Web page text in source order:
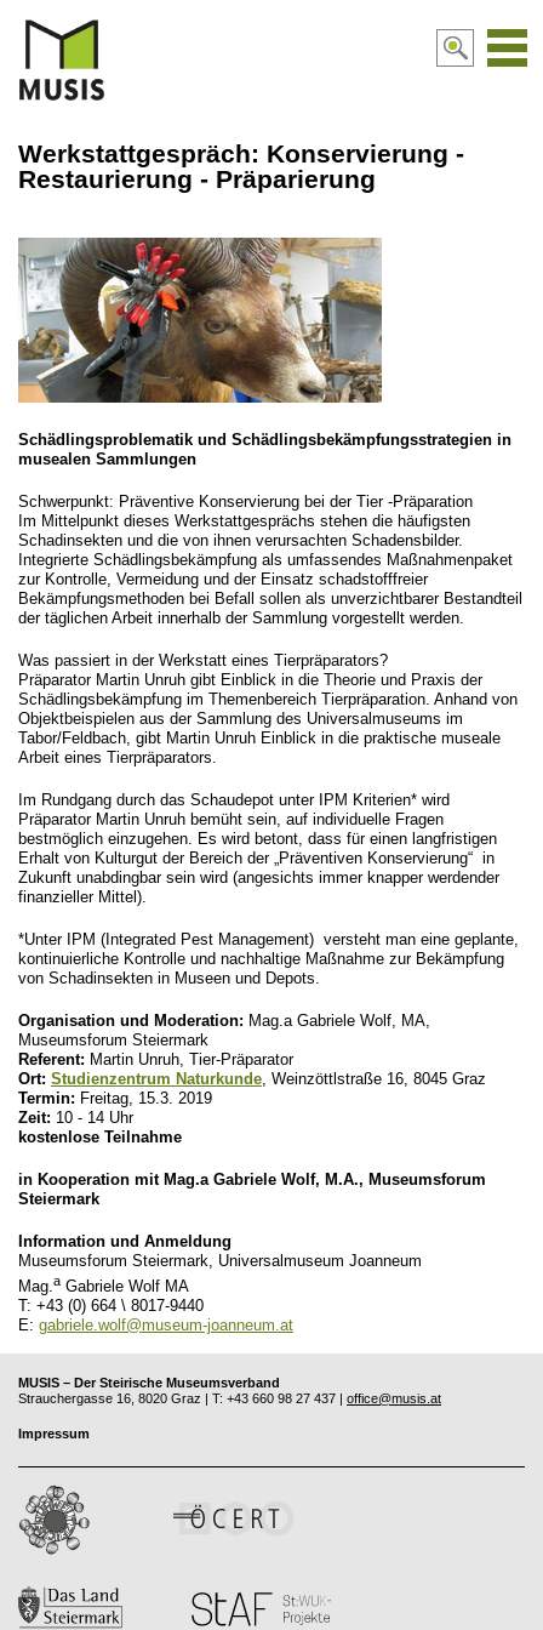
Werkstattgespräch: Konservierung -
Restaurierung - Präparierung
Schädlingsproblematik und Schädlingsbekämpfungsstrategien in
musealen Sammlungen
Schwerpunkt: Präventive Konservierung bei der Tier -Präparation
Im Mittelpunkt dieses Werkstattgesprächs stehen die häufigsten
Schadinsekten und die von ihnen verursachten Schadensbilder.
Integrierte Schädlingsbekämpfung als umfassendes Maßnahmenpaket
zur Kontrolle, Vermeidung und der Einsatz schadstofffreier
Bekämpfungsmethoden bei Befall sollen als unverzichtbarer Bestandteil
der täglichen Arbeit innerhalb der Sammlung vorgestellt werden.
Was passiert in der Werkstatt eines Tierpräparators?
Präparator Martin Unruh gibt Einblick in die Theorie und Praxis der
Schädlingsbekämpfung im Themenbereich Tierpräparation. Anhand von
Objektbeispielen aus der Sammlung des Universalmuseums im
Tabor/Feldbach, gibt Martin Unruh Einblick in die praktische museale
Arbeit eines Tierpräparators.
Im Rundgang durch das Schaudepot unter IPM Kriterien* wird
Präparator Martin Unruh bemüht sein, auf individuelle Fragen
bestmöglich einzugehen. Es wird betont, dass für einen langfristigen
Erhalt von Kulturgut der Bereich der „Präventiven Konservierung“ in
Zukunft unabdingbar sein wird (angesichts immer knapper werdender
finanzieller Mittel).
*Unter IPM (Integrated Pest Management) versteht man eine geplante,
kontinuierliche Kontrolle und nachhaltige Maßnahme zur Bekämpfung
von Schadinsekten in Museen und Depots.
Organisation und Moderation: Mag.a Gabriele Wolf, MA,
Museumsforum Steiermark
Referent: Martin Unruh, Tier-Präparator
Ort: Studienzentrum Naturkunde , Weinzöttlstraße 16, 8045 Graz
Termin: Freitag, 15.3. 2019
Zeit: 10 - 14 Uhr
kostenlose Teilnahme
in Kooperation mit Mag.a Gabriele Wolf, M.A., Museumsforum
Steiermark
Information und Anmeldung
Museumsforum Steiermark, Universalmuseum Joanneum
Mag.a Gabriele Wolf MA
T: +43 (0) 664 \ 8017-9440
E: gabriele.wolf@museum-joanneum.at
MUSIS – Der Steirische Museumsverband
Strauchergasse 16, 8020 Graz | T: +43 660 98 27 437 | office@musis.at
Impressum